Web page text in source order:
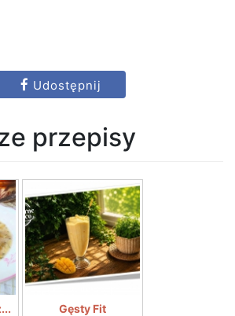
Udostępnij
przepisy
Gęsty Fit